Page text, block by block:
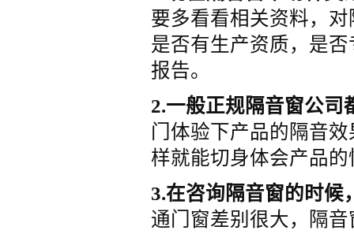
要多看看相关资料，
是否有生产资质，是
报告。
2.一般正规隔音窗公司
门体验下产品的隔音
样就能切身体会产品
3.在咨询隔音窗的时候
通门窗差别很大，隔